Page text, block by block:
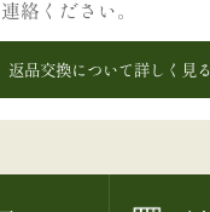
絡ください。
返品交換について詳しく見る